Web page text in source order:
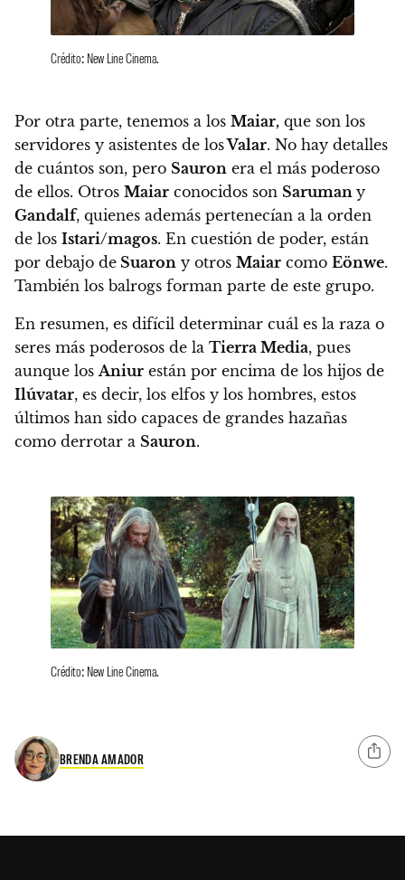
Crédito: New Line Cinema.
Por otra parte, tenemos a los Maiar, que son los
servidores y asistentes de losValar. No hay detalles
de cuántos son, pero Sauron era el más poderoso
de ellos. Otros Maiar conocidos son Saruman y
Gandalf, quienes además pertenecían a la orden
de los Istari/magos. En cuestión de poder, están
por debajo de Suaron y otros Maiar como Eönwe.
También los balrogs forman parte de este grupo.
En resumen, es difícil determinar cuál es la raza o
seres más poderosos de la Tierra Media, pues
aunque losAniur están por encima de los hijos de
Ilúvatar, es decir, los elfos y los hombres, estos
últimos han sido capaces de grandes hazañas
como derrotar a Sauron.
Crédito: New Line Cinema.
BRENDA AMADOR